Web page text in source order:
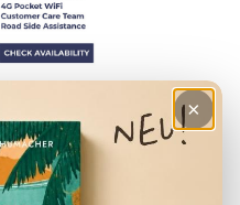
Urlaub
×